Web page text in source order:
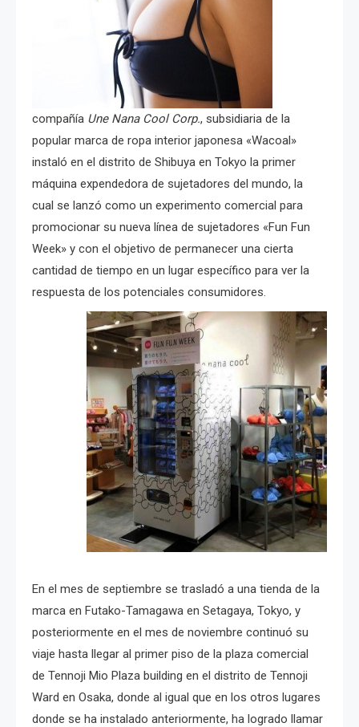
compañía Une Nana Cool Corp., subsidiaria de la
popular marca de ropa interior japonesa «Wacoal»
instaló en el distrito de Shibuya en Tokyo la primer
máquina expendedora de sujetadores del mundo, la
cual se lanzó como un experimento comercial para
promocionar su nueva línea de sujetadores «Fun Fun
Week» y con el objetivo de permanecer una cierta
cantidad de tiempo en un lugar específico para ver la
respuesta de los potenciales consumidores.
En el mes de septiembre se trasladó a una tienda de la
marca en Futako-Tamagawa en Setagaya, Tokyo, y
posteriormente en el mes de noviembre continuó su
viaje hasta llegar al primer piso de la plaza comercial
de Tennoji Mio Plaza building en el distrito de Tennoji
Ward en Osaka, donde al igual que en los otros lugares
donde se ha instalado anteriormente, ha logrado llamar